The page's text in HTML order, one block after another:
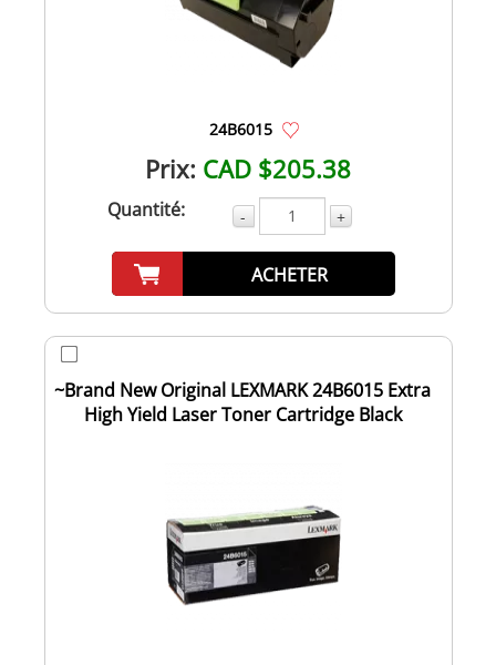
24B6015
Prix: CAD $205.38
Quantité: - +
ACHETER
~Brand New Original LEXMARK 24B6015 Extra
High Yield Laser Toner Cartridge Black